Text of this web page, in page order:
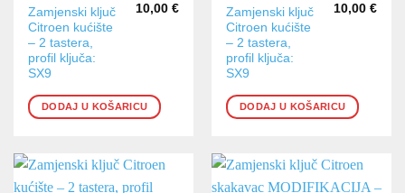
Zamjenski ključ
Citroen kućište
– 2 tastera,
profil ključa:
SX9
10,00 €
DODAJ U KOŠARICU
Zamjenski ključ
Citroen kućište
– 2 tastera,
profil ključa:
SX9
10,00 €
DODAJ U KOŠARICU